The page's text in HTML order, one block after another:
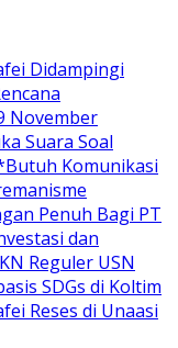
Didampingi
November
Suara Soal
Komunikasi
Penuh Bagi PT
dan
Reguler USN
SDGs di Koltim
Reses di Unaasi